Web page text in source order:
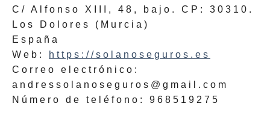
C/ Alfonso XIII, 48, bajo. CP: 30310.
Los Dolores (Murcia)
España
Web:
https://solanoseguros.es
Correo electrónico:
andressolanoseguros@gmail.com
Número de teléfono: 968519275